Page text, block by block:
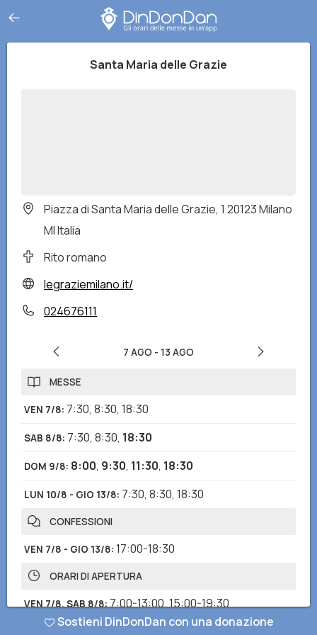
Santa Maria delle Grazie
Piazza di Santa Maria delle Grazie, 1 20123 Milano
MI Italia
Rito romano
legraziemilano.it/
024676111
7 AGO - 13 AGO
MESSE
VEN 7/8: 7:30, 8:30, 18:30
SAB 8/8: 7:30, 8:30, 18:30
DOM 9/8: 8:00, 9:30, 11:30, 18:30
LUN 10/8 - GIO 13/8: 7:30, 8:30, 18:30
CONFESSIONI
VEN 7/8 - GIO 13/8: 17:00-18:30
ORARI DI APERTURA
VEN 7/8, SAB 8/8:7:00-13:00,15:00-19:30
Sostieni DinDonDan con una donazione